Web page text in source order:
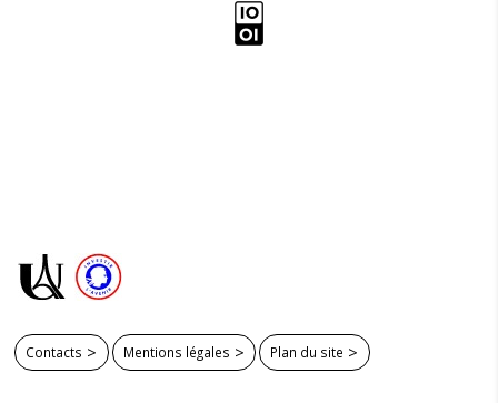
Contacts Mentions légales Plan du site